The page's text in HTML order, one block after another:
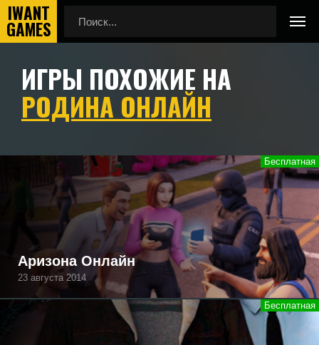
Главная
Игры похожие на Родина Онлайн
ИГРЫ ПОХОЖИЕ НА
РОДИНА ОНЛАЙН
Подборка игр, похожих на Родина Онлайн по геймплею,
Аризона Онлайн
23 августа 2014